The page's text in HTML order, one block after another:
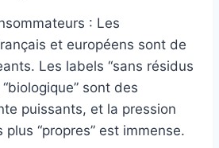
: Les
et européens sont de
Les labels “sans résidus
sont des
puissants, et la pression
“propres” est immense.